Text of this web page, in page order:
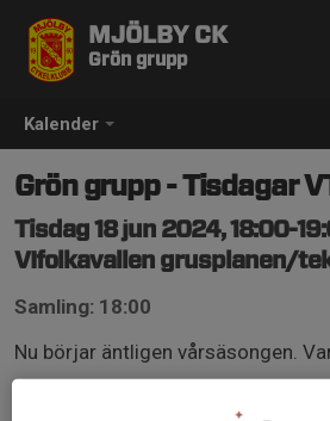
Kalender
MJÖLBY CK
Grön grupp
Grön grupp - Tisdagar
Tisdag 18 jun 2024, 18:00-
VIfolkavallen grusplanen/
Samling: 18:00
Nu börjar äntligen vårsäsongen.